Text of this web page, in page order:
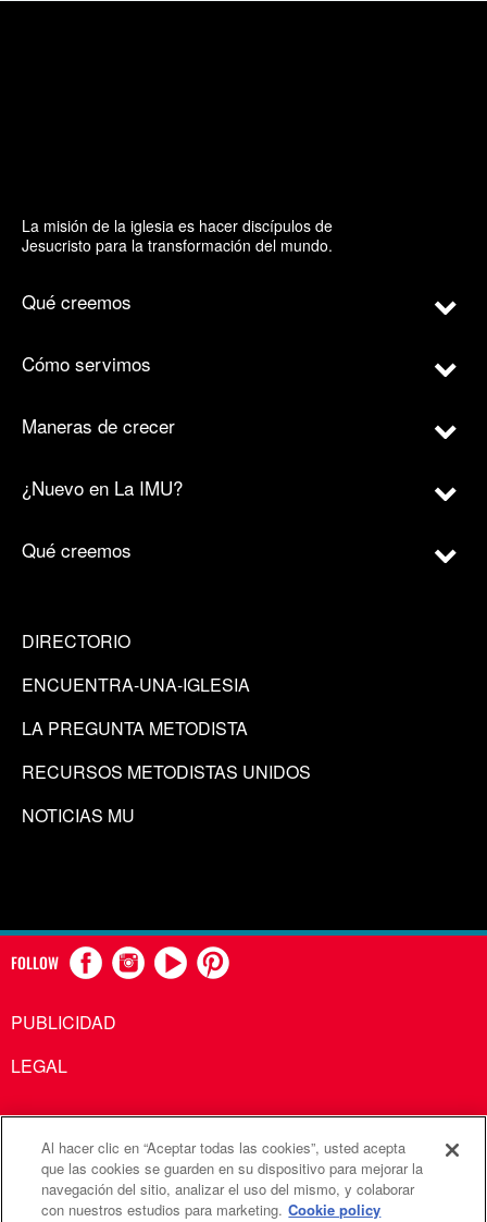
La misión de la iglesia es hacer discípulos de
Jesucristo para la transformación del mundo.
Qué creemos
Cómo servimos
Maneras de crecer
¿Nuevo en La IMU?
Qué creemos
DIRECTORIO
ENCUENTRA-UNA-IGLESIA
LA PREGUNTA METODISTA
RECURSOS METODISTAS UNIDOS
NOTICIAS MU
FOLLOW
PUBLICIDAD
LEGAL
Comunicaciones Metodistas Unidas es una agencia de la
Iglesia Metodista Unida
Al hacer clic en “Aceptar todas las cookies”, usted acepta
que las cookies se guarden en su dispositivo para mejorar la
navegación del sitio, analizar el uso del mismo, y colaborar
con nuestros estudios para marketing. Cookie policy